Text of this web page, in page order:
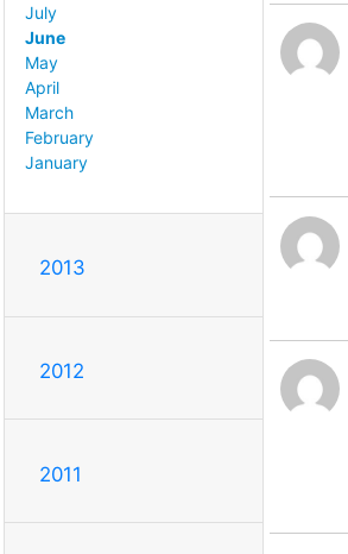
July
June
May
April
March
February
January
2013
2012
2011